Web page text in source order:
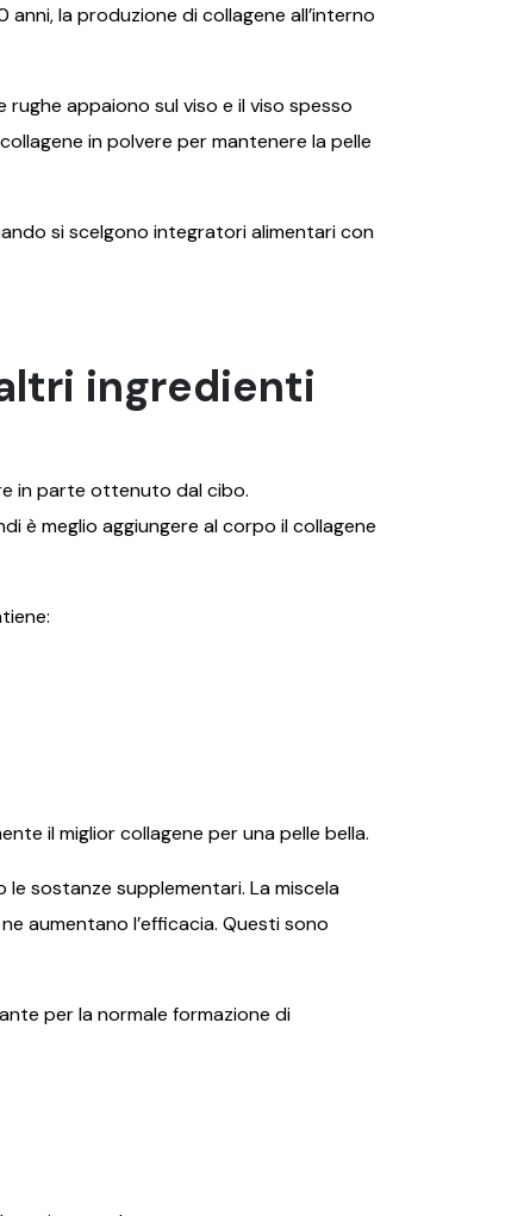
la produzione di collagene all’interno
appaiono sul viso e il viso spesso
in polvere per mantenere la pelle
si scelgono integratori alimentari con
ingredienti
in parte ottenuto dal cibo.
è meglio aggiungere al corpo il collagene
il miglior collagene per una pelle bella.
sostanze supplementari. La miscela
aumentano l’efficacia. Questi sono
per la normale formazione di